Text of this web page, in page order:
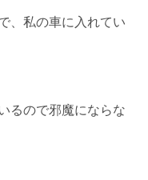
、私の車に入れてい
るので邪魔にならな